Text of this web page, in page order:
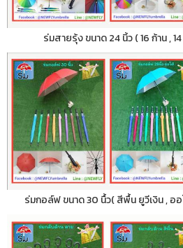
ร่มสายรุ้ง ขนาด 24 นิ้ว ( 16 ก้าน ,
ร่มกอล์ฟ ขนาด 30 นื้ว( สีพื้น ยูวีเงิน , ออ